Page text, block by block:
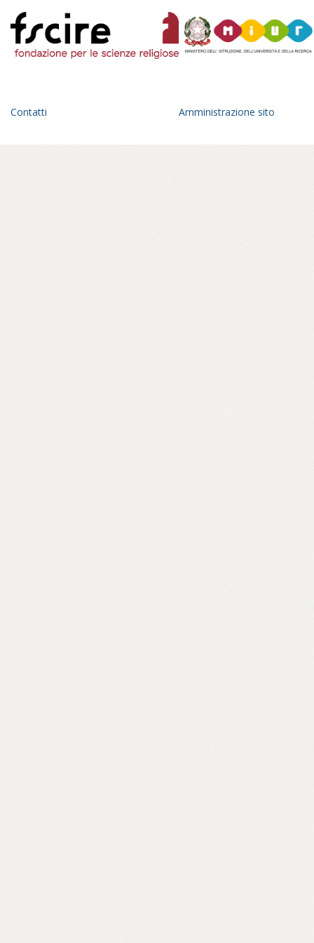
residenti di Colonia sono
musulmani. Permettere la chiamata
del muezzin per me è un segno di
Contatti Amministrazione sito